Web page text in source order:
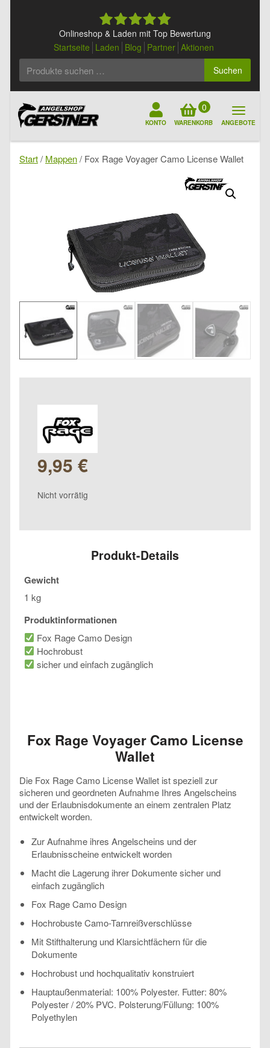
Onlineshop & Laden mit Top Bewertung
Startseite Laden Blog Partner Aktionen
Suchen
KONTO
0
WARENKORB ANGEBOTE
Start/ Mappen/ Fox Rage Voyager Camo License Wallet
Fox Rage Voyager Camo License
Wallet
Die Fox Rage Camo License Wallet ist speziell zur
sicheren und geordneten Aufnahme Ihres Angelscheins
und der Erlaubnisdokumente an einem zentralen Platz
entwickelt worden.
Zur Aufnahme ihres Angelscheins und der
Erlaubnisscheine entwickelt worden
Macht die Lagerung ihrer Dokumente sicher und
einfach zugänglich
Fox Rage Camo Design
Hochrobuste Camo-Tarnreißverschlüsse
Mit Stifthalterung und Klarsichtfächern für die
Dokumente
Hochrobust und hochqualitativ konstruiert
Hauptaußenmaterial: 100% Polyester. Futter: 80%
Polyester / 20% PVC. Polsterung/Füllung: 100%
Polyethylen
9,95 €
Nicht vorrätig
Produkt-Details
Gewicht
1 kg
Produktinformationen
Fox Rage Camo Design
Hochrobust
sicher und einfach zugänglich